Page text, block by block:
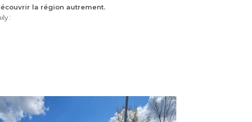
la région autrement.
: